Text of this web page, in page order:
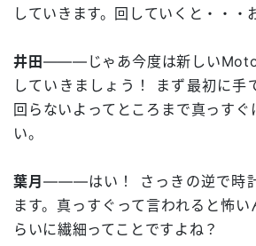
していきます。回していくと・・・
井田―――じゃあ今度は新しい
していきましょう！ まず最初に手
回らないよってところまで真っすぐ
い。
葉月―――はい！ さっきの逆で時
ます。真っすぐって言われると怖い
らいに繊細ってことですよね？